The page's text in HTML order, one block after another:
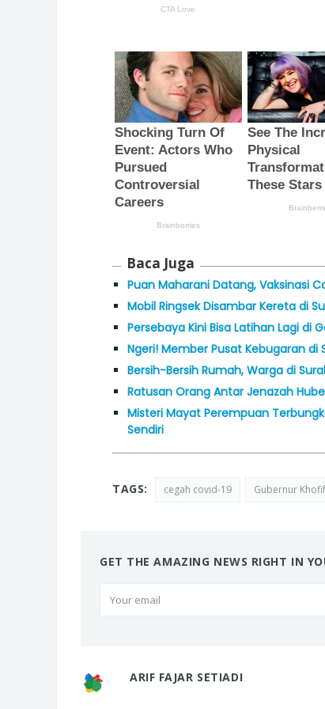
Baca Juga
Puan Maharani Datang, Vaksinasi
Mobil Ringsek Disambar Kereta di
Persebaya Kini Bisa Latihan Lagi di
Ngeri! Member Pusat Kebugaran di
Bersih-Bersih Rumah, Warga di
Ratusan Orang Antar Jenazah
Misteri Mayat Perempuan
Sendiri
TAGS: cegah covid-19 Gubernur
GET THE AMAZING NEWS RIGHT IN
ARIF FAJAR SETIADI